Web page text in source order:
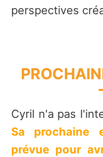
perspectives
Cyril n'a pas
Sa prochaine
prévue pour